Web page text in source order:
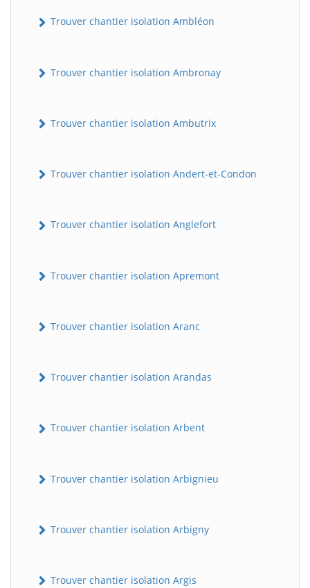
Trouver chantier isolation Ambléon
Trouver chantier isolation Ambronay
Trouver chantier isolation Ambutrix
Trouver chantier isolation Andert-et-Condon
Trouver chantier isolation Anglefort
Trouver chantier isolation Apremont
Trouver chantier isolation Aranc
Trouver chantier isolation Arandas
Trouver chantier isolation Arbent
Trouver chantier isolation Arbignieu
Trouver chantier isolation Arbigny
Trouver chantier isolation Argis